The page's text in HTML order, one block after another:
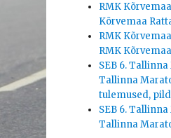
RMK
Kõrvemaa
RMK
RMK
SEB 6.
Tallinna
tulemused,
SEB 6.
Tallinna